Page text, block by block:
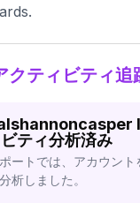
ティビティ追
ティ分析済み
ートでは、アカウント
析しました。